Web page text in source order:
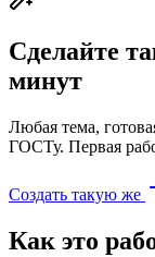
Сделайте
минут
Любая тема,
ГОСТу. Первая
Создать такую же
Как это